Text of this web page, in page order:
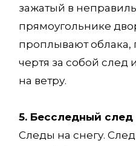
зажатый в
прямоугольнике
проплывают облака,
чертя за собой след
на ветру.
5. Бесследный след
Следы на снегу.